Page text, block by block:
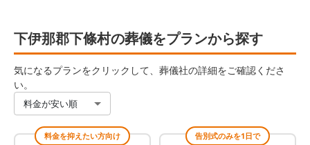
下伊那郡下條村の葬儀をプランから探す
気になるプランをクリックして、葬儀社の詳細をご確認くださ
い。
料金が安い順
料金を抑えたい方向け 告別式のみを1日で